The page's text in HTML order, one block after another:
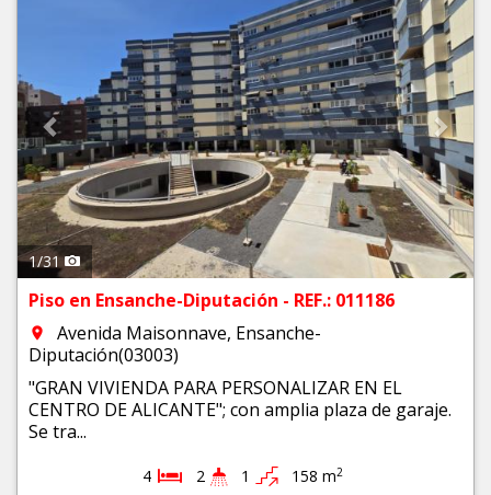
1/31
Piso en Ensanche-Diputación - REF.: 011186
room
Avenida Maisonnave, Ensanche-
Diputación(03003)
"GRAN VIVIENDA PARA PERSONALIZAR EN EL
CENTRO DE ALICANTE"; con amplia plaza de garaje.
Se tra...
4 2 1 158 m2